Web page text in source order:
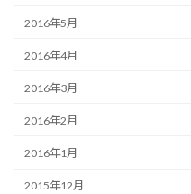
2016年5月
2016年4月
2016年3月
2016年2月
2016年1月
2015年12月